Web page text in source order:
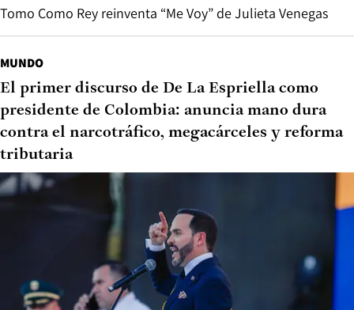
Tomo Como Rey reinventa “Me Voy” de Julieta Venegas
MUNDO
El primer discurso de De La Espriella como
presidente de Colombia: anuncia mano dura
contra el narcotráfico, megacárceles y reforma
tributaria